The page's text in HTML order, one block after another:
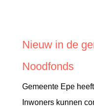
Nieuw in de
Noodfonds
Gemeente Epe
Inwoners kunnen